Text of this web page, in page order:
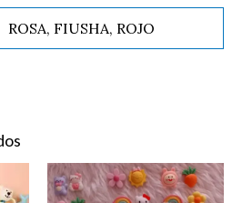
ROSA, FIUSHA, ROJO
EsteCharms